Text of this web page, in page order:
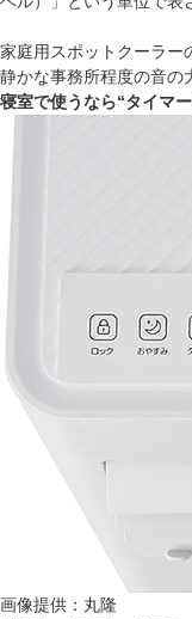
家庭用スポットクーラー
静かな事務所程度の音の
寝室で使うなら“タイマ
画像提供：丸隆